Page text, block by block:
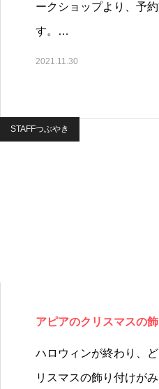
ークショップより、予
す。…
2021.11.30
STAFFつぶやき
アピアのクリスマスの飾
ハロウィンが終わり、
リスマスの飾り付けが